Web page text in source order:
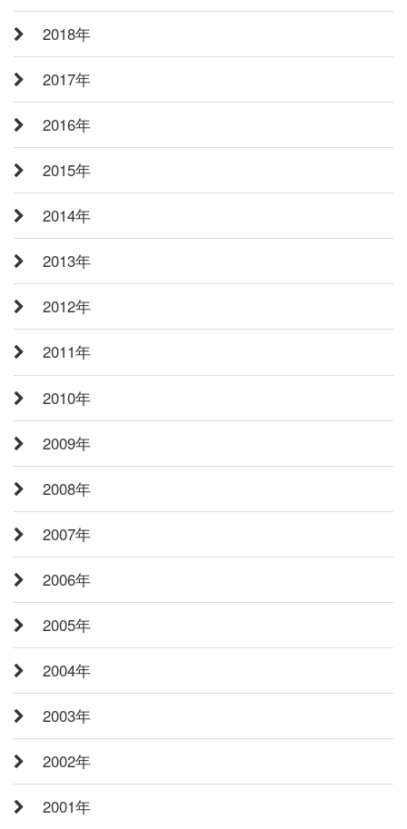
2018年
2017年
2016年
2015年
2014年
2013年
2012年
2011年
2010年
2009年
2008年
2007年
2006年
2005年
2004年
2003年
2002年
2001年